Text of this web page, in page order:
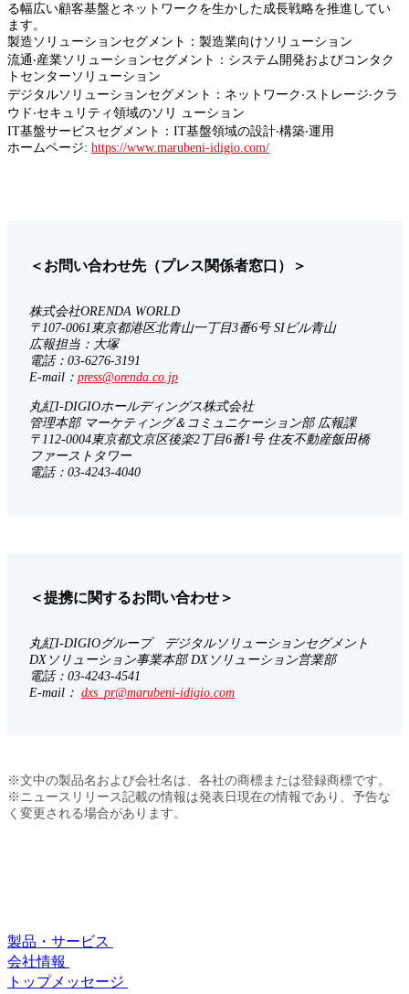
る幅広い顧客基盤とネットワークを生かした成長戦略を推進してい
ます。
製造ソリューションセグメント：製造業向けソリューション
流通‧産業ソリューションセグメント：システム開発およびコンタク
トセンターソリューション
デジタルソリューションセグメント：ネットワーク‧ストレージ‧クラ
ウド‧セキュリティ領域のソリ ューション
IT基盤サービスセグメント：IT基盤領域の設計‧構築‧運用
ホームページ: https://www.marubeni-idigio.com/
＜お問い合わせ先（プレス関係者窓口）＞
株式会社ORENDA WORLD
〒107-0061東京都港区北青山一丁目3番6号 SIビル青山
広報担当：大塚
電話：03-6276-3191
E-mail： press@orenda.co.jp
丸紅I-DIGIOホールディングス株式会社
管理本部 マーケティング＆コミュニケーション部 広報課
〒112-0004東京都文京区後楽2丁目6番1号 住友不動産飯田橋
ファーストタワー
電話：03-4243-4040
＜提携に関するお問い合わせ＞
丸紅I-DIGIOグループ デジタルソリューションセグメント
DXソリューション事業本部 DXソリューション営業部
電話：03-4243-4541
E-mail： dxs_pr@marubeni-idigio.com
※文中の製品名および会社名は、各社の商標または登録商標です。
※ニュースリリース記載の情報は発表日現在の情報であり、予告な
く変更される場合があります。
製品・サービス
会社情報
トップメッセージ